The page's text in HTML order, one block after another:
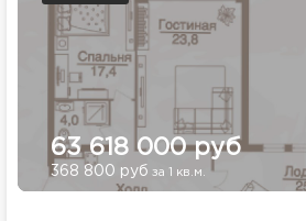
63 618 000 руб
368 800 руб за 1 кв.м.